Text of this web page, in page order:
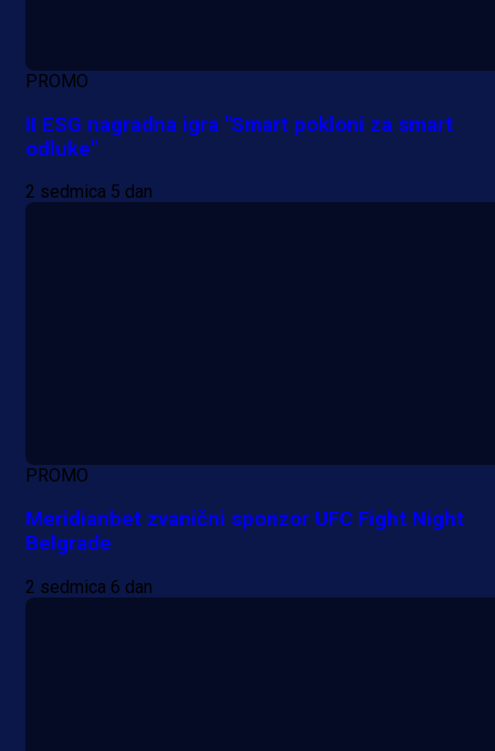
PROMO
II ESG nagradna igra "Smart pokloni za smart
odluke"
2 sedmica 5 dan
PROMO
Meridianbet zvanični sponzor UFC Fight Night
Belgrade
2 sedmica 6 dan